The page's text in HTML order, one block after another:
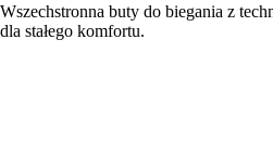
Wszechstronna buty do biegania z
dla stałego komfortu.